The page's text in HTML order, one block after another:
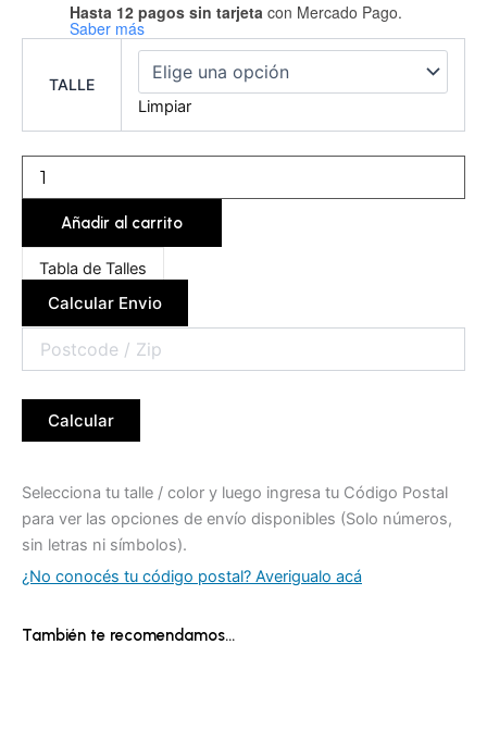
Hasta 12 pagos sin tarjeta con Mercado Pago.
Saber más
TALLE
Limpiar
Corpiño
sin
Añadir al carrito
Tabla de Talles
Calcular Envio
Calcular
Selecciona tu talle / color y luego ingresa tu Código Postal
para ver las opciones de envío disponibles (Solo números,
sin letras ni símbolos).
¿No conocés tu código postal? Averigualo acá
También te recomendamos…